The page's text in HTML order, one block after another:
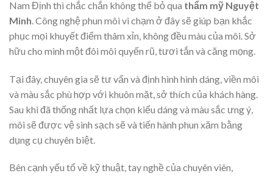
Nam Định thì chắc chắn không thể bỏ qua thẩm mỹ Nguyệt
Minh . Công nghệ phun môi vi chạm ở đây sẽ giúp bạn khắc
phục mọi khuyết điểm thâm xỉn, không đều màu của môi. Sở
hữu cho mình một đôi môi quyến rũ, tươi tắn và căng mọng.
Tại đây, chuyên gia sẽ tư vấn và định hình hình dáng, viền môi
và màu sắc phù hợp với khuôn mặt, sở thích của khách hàng.
Sau khi đã thống nhất lựa chọn kiểu dáng và màu sắc ưng ý,
môi sẽ được vệ sinh sạch sẽ và tiến hành phun xăm bằng
dụng cụ chuyên biệt.
Bên cạnh yếu tố về kỹ thuật, tay nghề của chuyên viên,